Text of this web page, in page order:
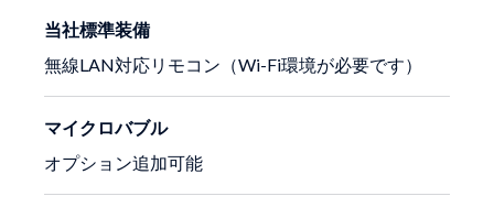
当社標準装備
無線LAN対応リモコン（Wi-Fi環境が必要です）
マイクロバブル
オプション追加可能